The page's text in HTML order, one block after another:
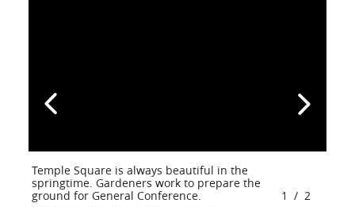
Temple Square is always beautiful in the
springtime. Gardeners work to prepare the
ground for General Conference.
1 / 2